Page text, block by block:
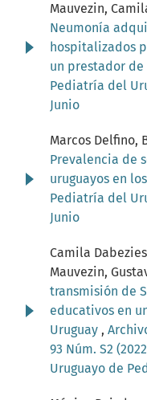
Mauvezin,
Neumonía
hospitalizados
un prestador de
Pediatría del
Junio
Marcos Delfino,
Prevalencia de
uruguayos en
Pediatría del
Junio
Camila
Mauvezin,
transmisión de
educativos en
Uruguay ,
93 Núm. S2
Uruguayo de